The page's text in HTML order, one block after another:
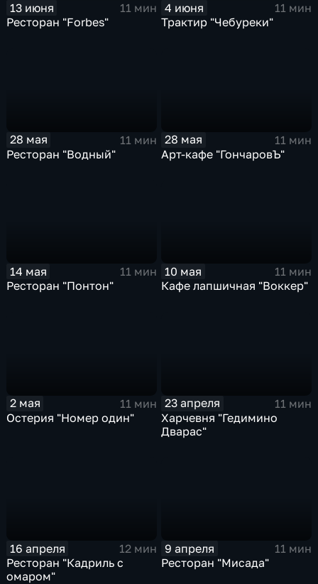
13 июня
11 мин
Ресторан "Forbes"
4 июня
11 мин
Трактир "Чебуреки"
28 мая
11 мин
Ресторан "Водный"
28 мая
11 мин
Арт-кафе "ГончаровЪ"
14 мая
11 мин
Ресторан "Понтон"
10 мая
11 мин
Кафе лапшичная "Воккер"
2 мая
11 мин
Остерия "Номер один"
23 апреля
11 мин
Харчевня "Гедимино
Дварас"
16 апреля
12 мин
Ресторан "Кадриль с
омаром"
9 апреля
11 мин
Ресторан "Мисада"